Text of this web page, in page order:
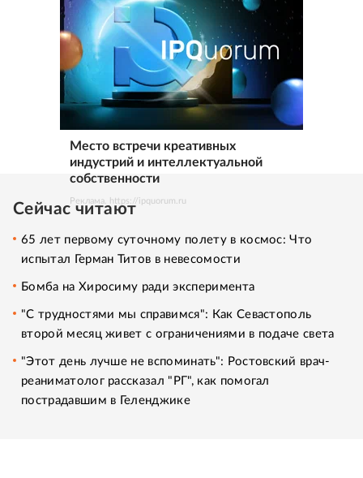
Место встречи креативных
индустрий и интеллектуальной
собственности
Реклама. https://ipquorum.ru
Сейчас читают
65 лет первому суточному полету в космос: Что
испытал Герман Титов в невесомости
Бомба на Хиросиму ради эксперимента
"С трудностями мы справимся": Как Севастополь
второй месяц живет с ограничениями в подаче света
"Этот день лучше не вспоминать": Ростовский врач-
реаниматолог рассказал "РГ", как помогал
пострадавшим в Геленджике